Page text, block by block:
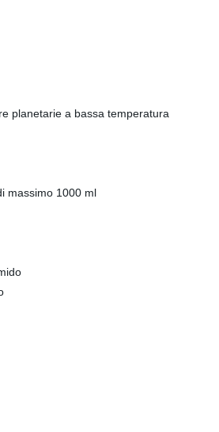
planetarie a bassa temperatura
massimo 1000 ml